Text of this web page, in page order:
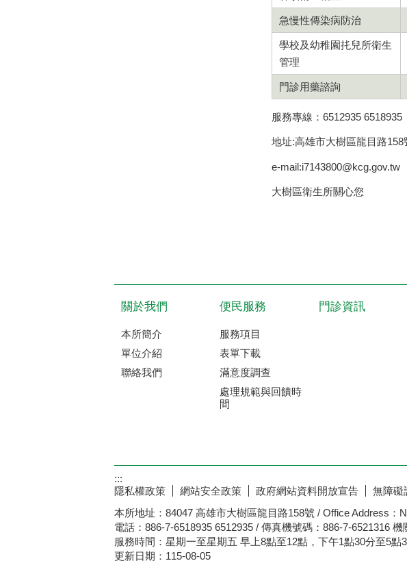
急慢性傳染病防治
學校及幼稚園扥兒所衛生
管理
門診用藥諮詢
服務專線：6512935
地址:高雄市大樹區龍目路158
e-mail:i7143800@kcg.gov.tw
大樹區衛生所關心您
關於我們
本所簡介
單位介紹
聯絡我們
便民服務
服務項目
表單下載
滿意度調查
處理規範與回饋時
間
門診資訊
:::
隱私權政策
網站安全政策 政府網站資料開放宣告
無障礙
本所地址：84047 高雄市大樹區龍目路158號 / Office Address：
電話：886-7-6518935 6512935 / 傳真機號碼：886-7-6521316
服務時間：星期一至星期五 早上8點至12點，下午1點30分至5點
更新日期： 115-08-05